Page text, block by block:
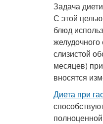
Задача
С этой
блюд
слизистой
месяцев)
вносятся
Диета при